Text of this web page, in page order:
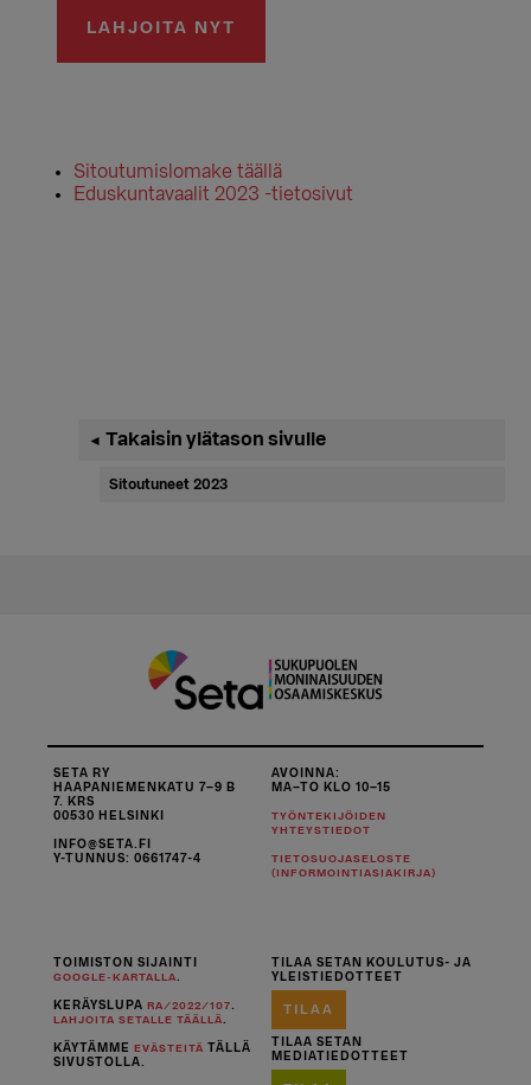
Sitoutumislomake täällä
Eduskuntavaalit 2023 -tietosivut
Ensisijainen
sivupalkki
◄ Takaisin ylätason sivulle
Sitoutuneet 2023
SETA RY
HAAPANIEMENKATU 7–9 B
7. KRS
00530 HELSINKI
INFO@SETA.FI
Y-TUNNUS: 0661747-4
AVOINNA:
MA–TO KLO 10–15
TYÖNTEKIJÖIDEN
YHTEYSTIEDOT
TIETOSUOJASELOSTE
(INFORMOINTIASIAKIRJA)
TOIMISTON SIJAINTI
GOOGLE-KARTALLA.
KERÄYSLUPARA/2022/107.
LAHJOITA SETALLE TÄÄLLÄ.
KÄYTÄMMEEVÄSTEITÄ TÄLLÄ
SIVUSTOLLA.
TILAA SETAN KOULUTUS- JA
YLEISTIEDOTTEET
TILAA
TILAA SETAN
MEDIATIEDOTTEET